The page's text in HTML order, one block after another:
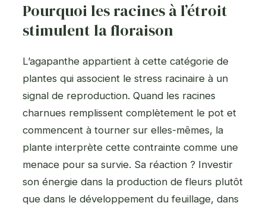
Pourquoi les racines à l’étroit
stimulent la floraison
L’agapanthe appartient à cette catégorie de
plantes qui associent le stress racinaire à un
signal de reproduction. Quand les racines
charnues remplissent complètement le pot et
commencent à tourner sur elles-mêmes, la
plante interprète cette contrainte comme une
menace pour sa survie. Sa réaction ? Investir
son énergie dans la production de fleurs plutôt
que dans le développement du feuillage, dans